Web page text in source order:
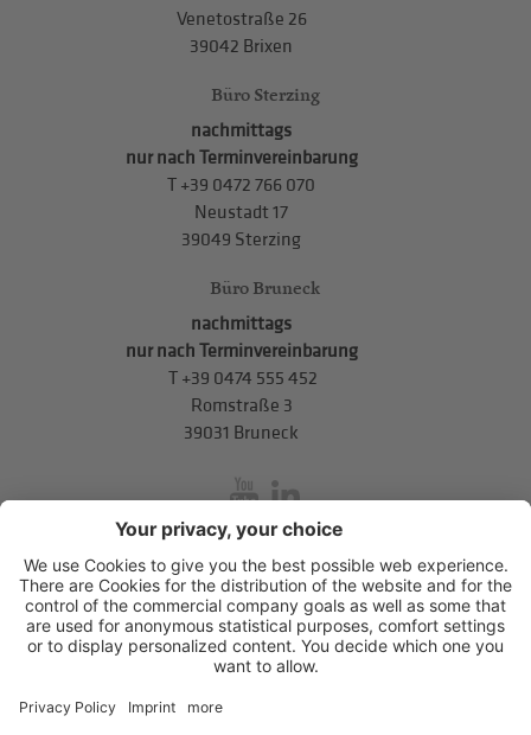
Venetostraße 26
39042 Brixen
Büro Sterzing
nachmittags
nur nach Terminvereinbarung
T +39 0472 766 070
Neustadt 17
39049 Sterzing
Büro Bruneck
nachmittags
nur nach Terminvereinbarung
T +39 0474 555 452
Romstraße 3
39031 Bruneck
inService
Mitterweg 5, Bozner Boden,I-39100Bozen.T+39 0471 310
311. info@hds-bz.it
Impressum
Datenschutzerklärung